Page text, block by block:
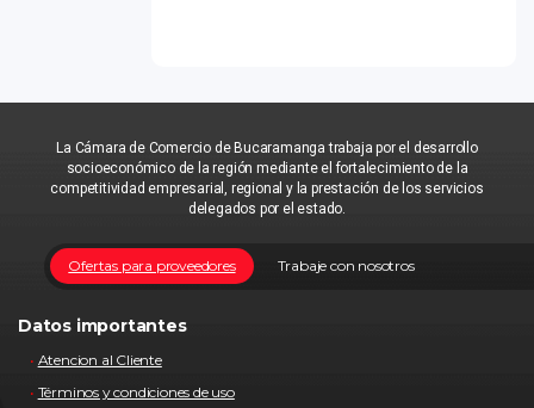
La Cámara de Comercio de Bucaramanga trabaja por el desarrollo
socioeconómico de la región mediante el fortalecimiento de la
competitividad empresarial, regional y la prestación de los servicios
delegados por el estado.
Trabaje con nosotros
Ofertas para proveedores
Datos importantes
Atencion al Cliente
Términos y condiciones de uso